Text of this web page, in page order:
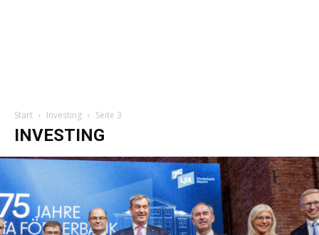
Start Investing Seite 3
INVESTING